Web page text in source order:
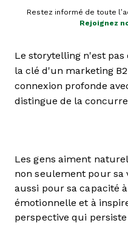
Restez informé de toute
Rejoignez
Le storytelling n'est
la clé d'un marketing
connexion profonde
distingue de la
Les gens aiment
non seulement pour sa
aussi pour sa capacité
émotionnelle et à
perspective qui